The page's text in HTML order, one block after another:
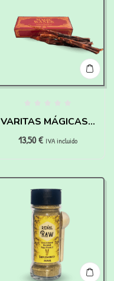
VARITAS MÁGICAS –
HAIRY PAWTTER
13,50€ IVA incluido